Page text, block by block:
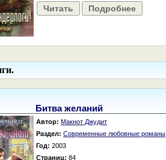
Читать Подробнее
Битва желаний
Автор: Макнот Джудит
Раздел: Современные любовные романы
Год: 2003
Страниц: 84